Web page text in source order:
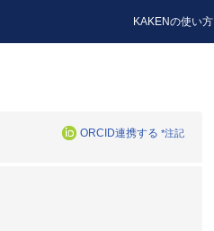
KAKENの使い方
ORCID連携する *注記